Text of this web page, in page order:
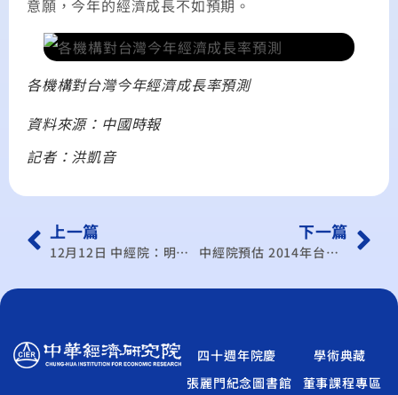
意願，今年的經濟成長不如預期。
各機構對台灣今年經濟成長率預測
資料來源：中國時報
記者：洪凱音
上一篇
12月12日 中經院：明年GDP難保3
下一篇
中經院預估 2014年台灣GDP成長率3.03％
四十週年院慶
學術典藏
張麗門紀念圖書館
董事課程專區